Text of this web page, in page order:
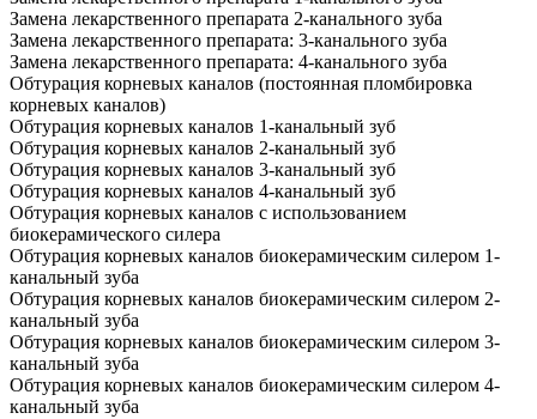
Замена лекарственного препарата 2-канального зуба
Замена лекарственного препарата: 3-канального зуба
Замена лекарственного препарата: 4-канального зуба
Обтурация корневых каналов (постоянная пломбировка
корневых каналов)
Обтурация корневых каналов 1-канальный зуб
Обтурация корневых каналов 2-канальный зуб
Обтурация корневых каналов 3-канальный зуб
Обтурация корневых каналов 4-канальный зуб
Обтурация корневых каналов с использованием
биокерамического силера
Обтурация корневых каналов биокерамическим силером 1-
канальный зуба
Обтурация корневых каналов биокерамическим силером 2-
канальный зуба
Обтурация корневых каналов биокерамическим силером 3-
канальный зуба
Обтурация корневых каналов биокерамическим силером 4-
канальный зуба